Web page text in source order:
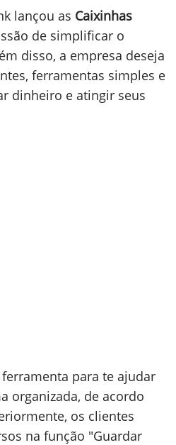
lançou as Caixinhas
de simplificar o
disso, a empresa deseja
ferramentas simples e
dinheiro e atingir seus
para te ajudar
organizada, de acordo
os clientes
na função "Guardar